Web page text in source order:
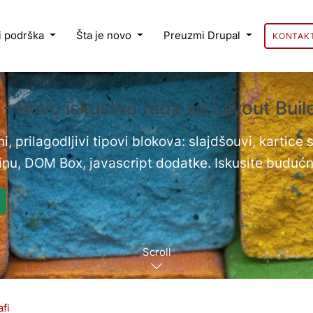
podrška Šta je novo Preuzmi Drupal
iskustvo rada sa Layout
prilagodljivi tipovi blokova: slajdšouvi, kartice
DOM Box, javascript dodatke. Iskusite
Scroll